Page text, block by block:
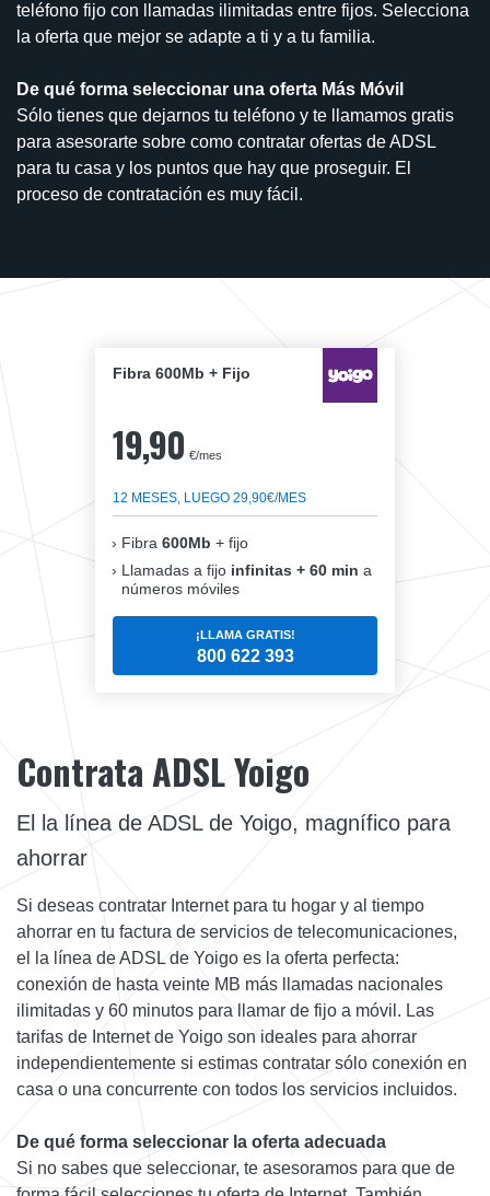
teléfono fijo con llamadas ilimitadas entre fijos. Selecciona
la oferta que mejor se adapte a ti y a tu familia.
De qué forma seleccionar una oferta Más Móvil
Sólo tienes que dejarnos tu teléfono y te llamamos gratis
para asesorarte sobre como contratar ofertas de ADSL
para tu casa y los puntos que hay que proseguir. El
proceso de contratación es muy fácil.
Fibra 600Mb + Fijo
19,90 €/mes
12 MESES, LUEGO 29,90€/MES
Fibra 600Mb + fijo
Llamadas a fijo infinitas + 60 min a
números móviles
¡LLAMA GRATIS!
800 622 393
Contrata ADSL Yoigo
El la línea de ADSL de Yoigo, magnífico para
ahorrar
Si deseas contratar Internet para tu hogar y al tiempo
ahorrar en tu factura de servicios de telecomunicaciones,
el la línea de ADSL de Yoigo es la oferta perfecta:
conexión de hasta veinte MB más llamadas nacionales
ilimitadas y 60 minutos para llamar de fijo a móvil. Las
tarifas de Internet de Yoigo son ideales para ahorrar
independientemente si estimas contratar sólo conexión en
casa o una concurrente con todos los servicios incluidos.
De qué forma seleccionar la oferta adecuada
Si no sabes que seleccionar, te asesoramos para que de